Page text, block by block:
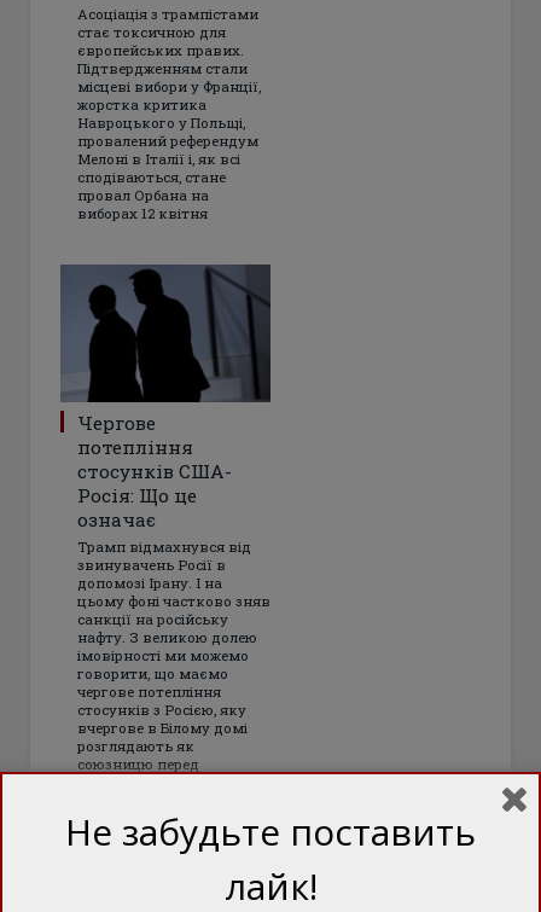
Асоціація з трампістами
стає токсичною для
європейських правих.
Підтвердженням стали
місцеві вибори у Франції,
жорстка критика
Навроцького у Польщі,
провалений референдум
Мелоні в Італії і, як всі
сподіваються, стане
провал Орбана на
виборах 12 квітня
Чергове
потепління
стосунків США-
Росія: Що це
означає
Трамп відмахнувся від
звинувачень Росії в
допомозі Ірану. І на
цьому фоні частково зняв
санкції на російську
нафту. З великою долею
імовірності ми можемо
говорити, що маємо
чергове потепління
стосунків з Росією, яку
вчергове в Білому домі
розглядають як
союзницю перед
Не забудьте поставить
лайк!